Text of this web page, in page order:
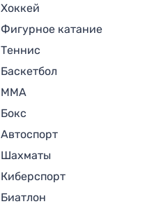
Хоккей
Фигурное катание
Теннис
Баскетбол
MMA
Бокс
Автоспорт
Шахматы
Киберспорт
Биатлон